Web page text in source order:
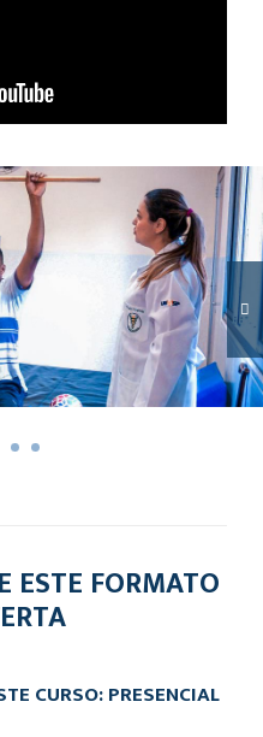
ESTE FORMATO
CURSO: PRESENCIAL